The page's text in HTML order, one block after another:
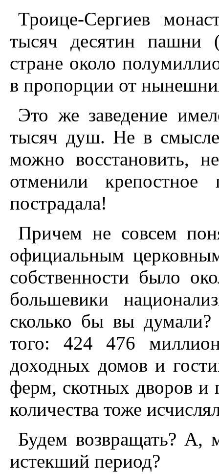
Троице-Сергиев
тысяч десятин
стране около
в пропорции от
Это же заведение
тысяч душ. Не в
можно восстановить,
отменили
пострадала!
Причем не совсем
официальным
собственности было
большевики
сколько бы вы
того: 424 476
доходных домов и
ферм, скотных дворов и
количества тоже
Будем возвращать? А,
истекший период?